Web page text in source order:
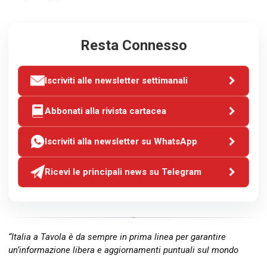
Resta Connesso
Iscriviti alle newsletter settimanali
Abbonati alla rivista cartacea
Iscriviti alla newsletter su WhatsApp
Ricevi le principali news su Telegram
“Italia a Tavola è da sempre in prima linea per garantire
un’informazione libera e aggiornamenti puntuali sul mondo